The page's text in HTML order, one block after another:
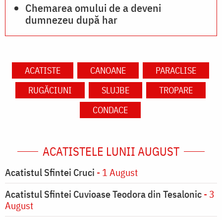
Chemarea omului de a deveni
dumnezeu după har
ACATISTE CANOANE
PARACLISE
RUGĂCIUNI
SLUJBE
TROPARE
CONDACE
ACATISTELE LUNII AUGUST
Acatistul Sfintei Cruci - 1 August
Acatistul Sfintei Cuvioase Teodora din Tesalonic- 3
August